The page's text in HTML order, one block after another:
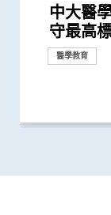
中大醫
守最高
醫學教育
中大醫
醫學教育
中大醫
叮」比
總決賽
中大醫
生宣誓
醫學教育
中大宣
里程碑
醫務衞
醫學教
流
中大醫
藝術珍
研
中大舉
克協痛
防和治
中大醫
「醫療
化研究成
中大醫
醫術醫
關顧病患
中大醫
程收生
收生
中大醫
的未來
程」 更
中大醫
程收生
收生
中大醫
程收生
收生
中大醫
位各界
里程碑
香港中
勵計劃
助優秀
香港中
程的關
回應
香港中
程的關
回應
國家衞
強局長
推動兩
中大醫
物依從
控
中大成
界 探索
里程碑
中大生
香港與
研討會
首位香
Science
科生致
中大中
以仁德
教育
中大醫
培訓師
教育
中大成
學、臨
里程碑
中大醫
儀式向
醫學教育
中大舉
醫學院
里程碑
中大取
醫學領
收生
香港中
混合手
提升手術
中大舉
里程碑